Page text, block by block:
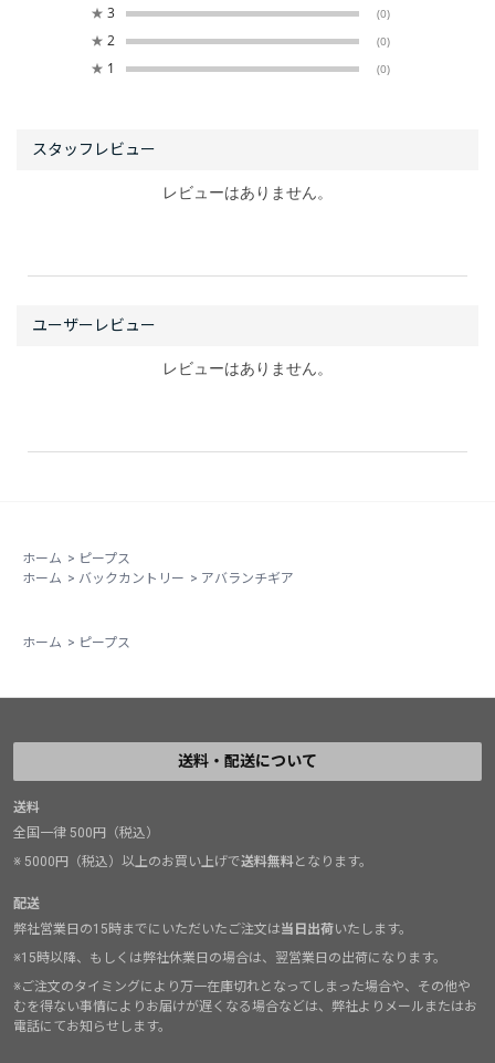
★ 3 (0)
★ 2 (0)
★ 1 (0)
レビューはありません。
レビューはありません。
ホーム > ピープス
ホーム > バックカントリー > アバランチギア
ホーム > ピープス
送料・配送について
送料
全国一律 500円（税込）
※ 5000円（税込）以上のお買い上げで送料無料となります。
配送
弊社営業日の15時までにいただいたご注文は当日出荷いたします。
※15時以降、もしくは弊社休業日の場合は、翌営業日の出荷になります。
※ご注文のタイミングにより万一在庫切れとなってしまった場合や、その他や
むを得ない事情によりお届けが遅くなる場合などは、弊社よりメールまたはお
電話にてお知らせします。